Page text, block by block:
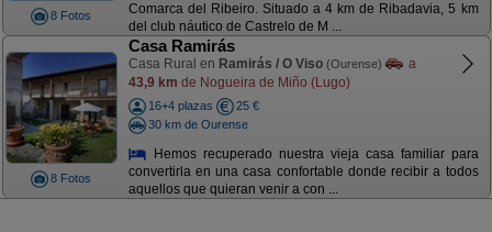
8 Fotos
Comarca del Ribeiro. Situado a 4 km de Ribadavia, 5 km
del club náutico de Castrelo de M ...
8 Fotos
Casa Ramirás
Casa Rural en Ramirás / O Viso (Ourense)
a
43,9 km de Nogueira de Miño (Lugo)
16+4 plazas
25 €
30 km de Ourense
Hemos recuperado nuestra vieja casa familiar para
convertirla en una casa confortable donde recibir a todos
aquellos que quieran venir a con ...